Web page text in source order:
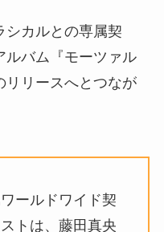
シカルとの専属契
ルバム『モーツァル
リリースへとつなが
ールドワイド契
トは、藤田真央